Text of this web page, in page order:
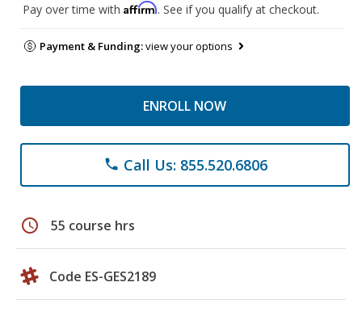
Pay over time with Affirm. See if you qualify at checkout.
Payment & Funding:view your options
ENROLL NOW
phone Call Us: 855.520.6806
schedule 55 course hrs
Code ES-GES2189